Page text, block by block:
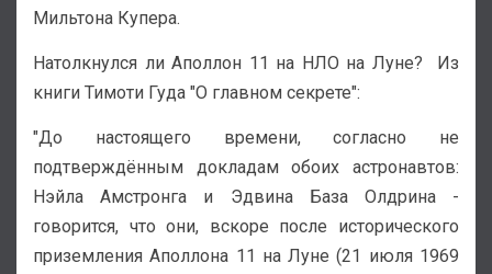
Мильтона Купера.
Натолкнулся ли Аполлон 11 на НЛО на Луне? Из
книги Тимоти Гуда "О главном секрете":
"До настоящего времени, согласно не
подтверждённым докладам обоих астронавтов:
Нэйла Амстронга и Эдвина База Олдрина -
говорится, что они, вскоре после исторического
приземления Аполлона 11 на Луне (21 июля 1969